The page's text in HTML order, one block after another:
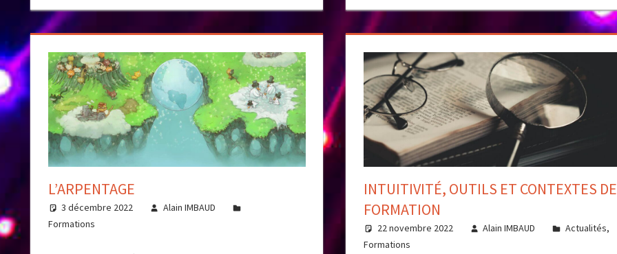
L’ARPENTAGE
3 décembre 2022
Alain IMBAUD
Formations
INTUITIVITÉ, OUTILS ET CONTEXTES DE
FORMATION
22 novembre 2022 Alain IMBAUD Actualités,
Formations